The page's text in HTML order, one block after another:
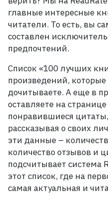
должен
прочитать
каждый
ReadRate
Рейтинги
от
знаменитостей
Бестселлеры
Книги
главные интересные
читатели. То есть, вы
составлен
предпочтений.
Список «100 лучших
произведений,
дочитываете. А еще в
оставляете на
понравившиеся
рассказывая о своих
эти данные –
количество отзывов и
подсчитывает система
этот список, где на
самая актуальная и